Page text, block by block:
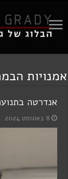
אמנויות
אנדרטה
8 באוגוסט 2024